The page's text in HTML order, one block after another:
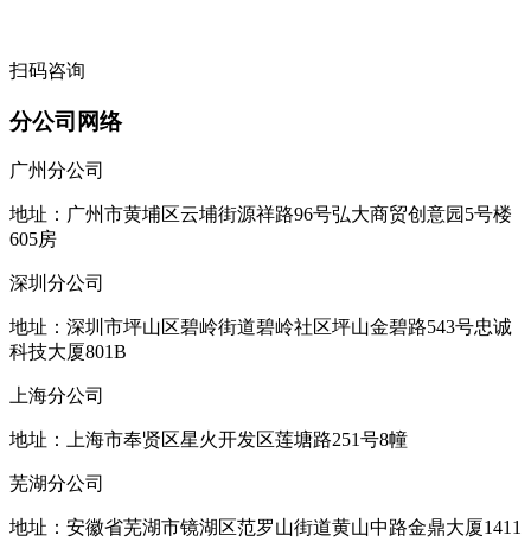
扫码咨询
分公司网络
广州分公司
地址：广州市黄埔区云埔街源祥路96号弘大商贸创意园5号楼
605房
深圳分公司
地址：深圳市坪山区碧岭街道碧岭社区坪山金碧路543号忠诚
科技大厦801B
上海分公司
地址：上海市奉贤区星火开发区莲塘路251号8幢
芜湖分公司
地址：安徽省芜湖市镜湖区范罗山街道黄山中路金鼎大厦1411